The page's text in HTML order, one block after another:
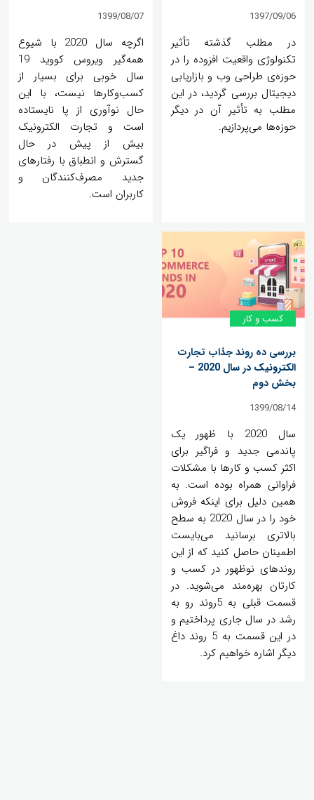
1397/09/06
در مطلب گذشته تأثیر
تکنولوژی واقعیت افزوده را در
حوزه‌ی طراحی وب و بازاریابی
دیجیتال بررسی گردید، در این
مطلب به تأثیر آن در دیگر
حوزه‌ها می‌پردازیم.
1399/08/07
اگرچه سال 2020 با شیوع
همه‌گیر ویروس کووید 19
سال خوبی برای بسیار از
کسب‌وکارها نیست، با این
حال نوآوری از پا نایستاده
است و تجارت الکترونیک
بیش از پیش در حال
گسترش و انطباق با رفتارهای
جدید مصرف‌کنندگان و
کاربران است.
کسب و کار
بررسی ده روند جذاب تجارت
الکترونیک در سال 2020 –
بخش دوم
1399/08/14
سال 2020 با ظهور یک
پاندمی جدید و فراگیر برای
اکثر کسب و کارها با مشکلات
فراوانی همراه بوده است. به
همین دلیل برای اینکه فروش
خود را در سال 2020 به سطح
بالاتری برسانید می‌بایست
اطمینان حاصل کنید که از این
روندهای نوظهور در کسب و
کارتان بهره‌مند ‌می‌شوید. در
قسمت قبلی به 5روند رو به
رشد در سال جاری پرداختیم و
در این قسمت به 5 روند داغ
دیگر اشاره خواهیم کرد.